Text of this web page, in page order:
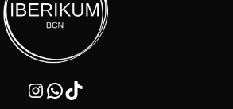
InstagramWhatsApp TikTok